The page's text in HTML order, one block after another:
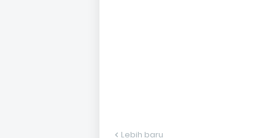
Lebih baru